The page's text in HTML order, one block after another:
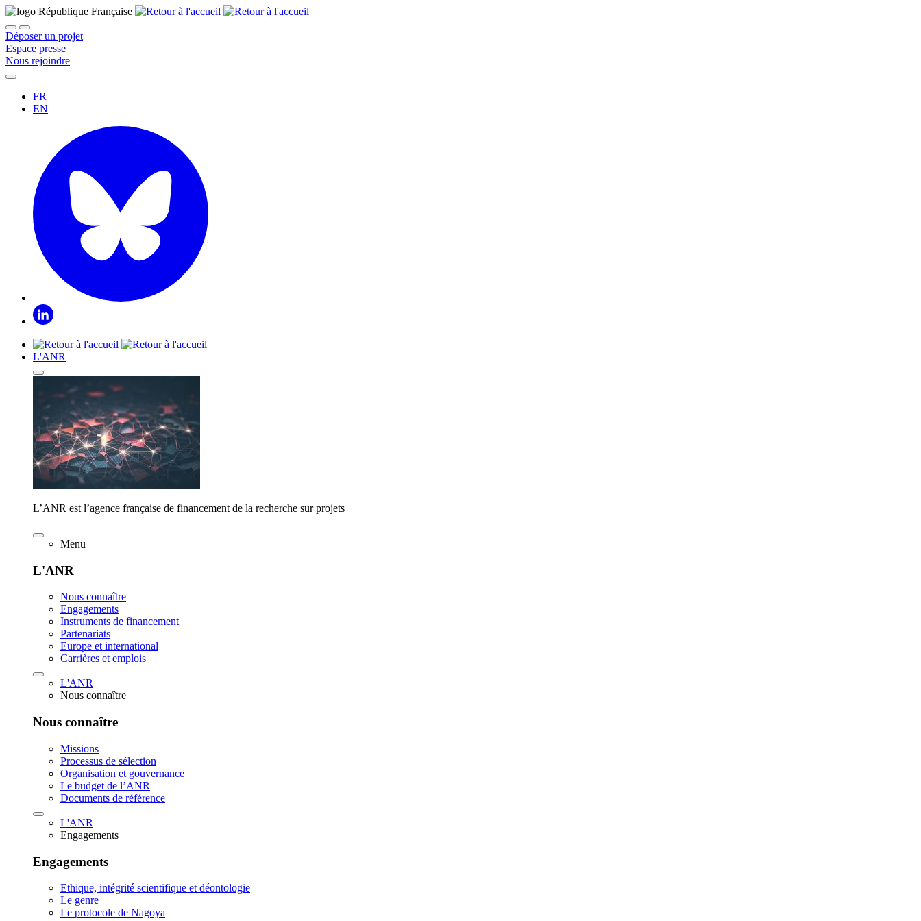
Déposer un projet
Espace presse
Nous rejoindre
FR
EN
L'ANR
L’ANR est l’agence française de financement de la recherche sur projets
Menu
L'ANR
Nous connaître
Engagements
Instruments de financement
Partenariats
Europe et international
Carrières et emplois
L'ANR
Nous connaître
Nous connaître
Missions
Processus de sélection
Organisation et gouvernance
Le budget de l’ANR
Documents de référence
L'ANR
Engagements
Engagements
Ethique, intégrité scientifique et déontologie
Le genre
Le protocole de Nagoya